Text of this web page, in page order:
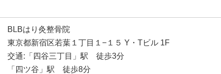
BLBはり灸整骨院
東京都新宿区若葉１丁目１−１５ Y・Tビル 1F
交通:「四谷三丁目」駅 徒歩3分
「四ツ谷」駅 徒歩8分